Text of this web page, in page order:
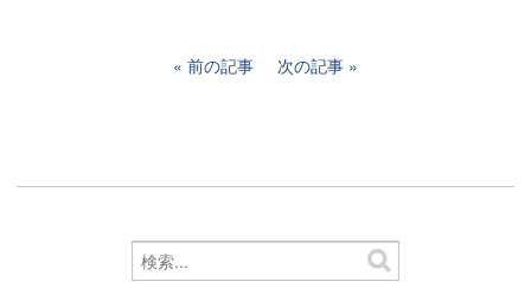
前の記事 次の記事